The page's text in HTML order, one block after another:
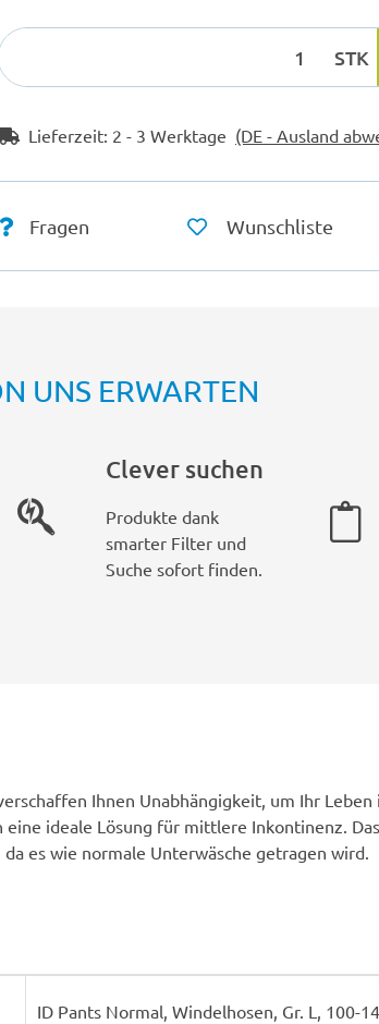
STK
Lieferzeit: 2 - 3 Werktage (DE - Ausland
Fragen Wunschliste
UNS ERWARTEN
Clever suchen
Produkte dank
smarter Filter und
Suche sofort finden.
Ihnen Unabhängigkeit, um Ihr Leben
ideale Lösung für mittlere Inkontinenz. Das
es wie normale Unterwäsche getragen wird.
ID Pants Normal, Windelhosen, Gr. L, 100-